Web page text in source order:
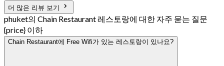
더 많은 리뷰 보기
phuket의 Chain Restaurant 레스토랑에 대한 자주 묻는 질문
{price} 이하
Chain Restaurant에 Free Wifi가 있는 레스토랑이 있나요?